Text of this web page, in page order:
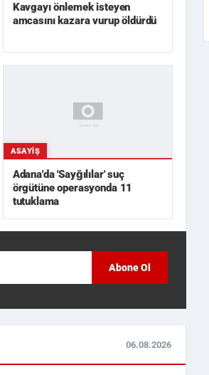
Kavgayı önlemek isteyen
amcasını kazara vurup öldürdü
ASAYIŞ
Adana'da 'Sayğılılar' suç
örgütüne operasyonda 11
tutuklama
Abone Ol
06.08.2026